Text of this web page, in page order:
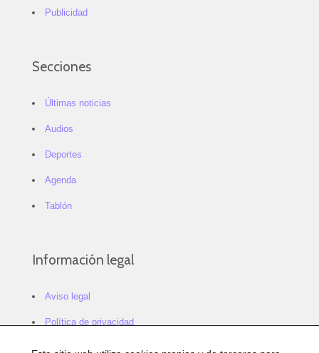
Publicidad
Secciones
Últimas noticias
Audios
Deportes
Agenda
Tablón
Información legal
Aviso legal
Política de privacidad
Política de cookies